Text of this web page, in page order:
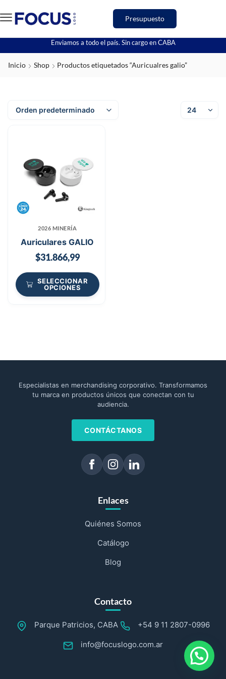
Presupuesto
Enviamos a todo el país. Sin cargo en CABA
Inicio Shop Productos etiquetados “Auricualres galio”
2026 MINERÍA
Auriculares GALIO
$31.866,99
SELECCIONAR
OPCIONES
Especialistas en merchandising corporativo. Transformamos
tu marca en productos únicos que conectan con tu
audiencia.
CONTÁCTANOS
Enlaces
Quiénes Somos
Catálogo
Blog
Contacto
Parque Patricios, CABA +54 9 11 2807-0996
info@focuslogo.com.ar